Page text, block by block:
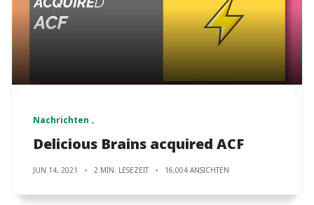
Nachrichten
Delicious Brains acquired ACF
JUN 14, 2021 2 MIN. LESEZEIT 16,004 ANSICHTEN